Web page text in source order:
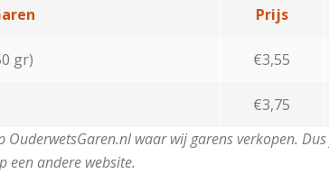
Prijs
gr) €3,55
€3,75
OuderwetsGaren.nl waar wij garens verkopen.
een andere website.